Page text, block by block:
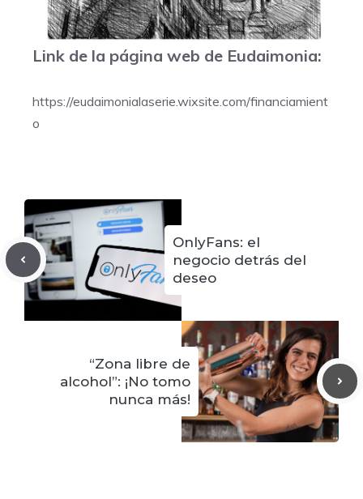
Link de la página web de Eudaimonia:
https://eudaimonialaserie.wixsite.com/financiamient
o
OnlyFans: el
negocio detrás del
deseo
“Zona libre de
alcohol”: ¡No tomo
nunca más!